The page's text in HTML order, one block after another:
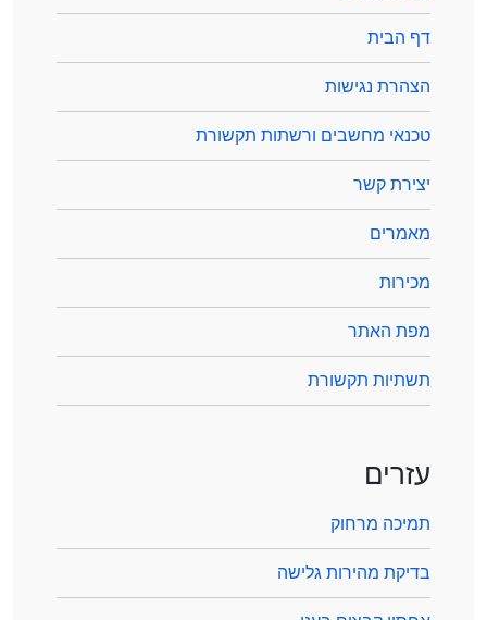
דף הבית
הצהרת נגישות
טכנאי מחשבים ורשתות תקשורת
יצירת קשר
מאמרים
מכירות
מפת האתר
תשתיות תקשורת
עזרים
תמיכה מרחוק
בדיקת מהירות גלישה